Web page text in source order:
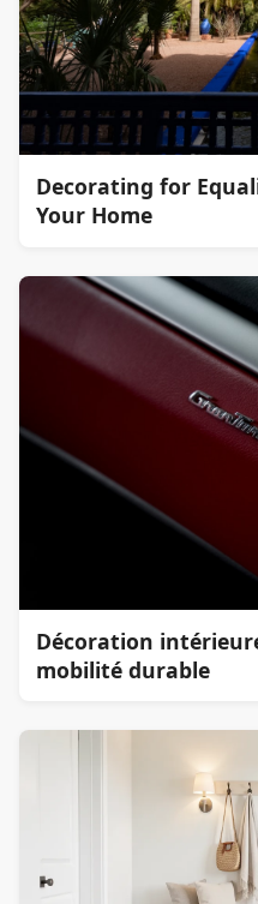
Decorating for
Your Home
Décoration
mobilité durable